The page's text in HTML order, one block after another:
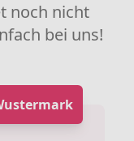
noch nicht
bei uns!